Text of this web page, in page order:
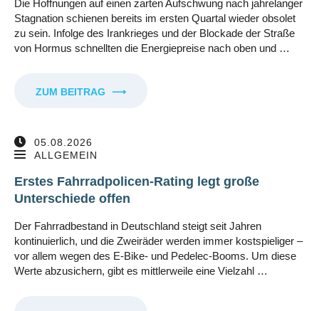
Die Hoffnungen auf einen zarten Aufschwung nach jahrelanger
Stagnation schienen bereits im ersten Quartal wieder obsolet
zu sein. Infolge des Irankrieges und der Blockade der Straße
von Hormus schnellten die Energiepreise nach oben und …
ZUM BEITRAG ⟶
05.08.2026
ALLGEMEIN
Erstes Fahrradpolicen-Rating legt große
Unterschiede offen
Der Fahrradbestand in Deutschland steigt seit Jahren
kontinuierlich, und die Zweiräder werden immer kostspieliger –
vor allem wegen des E-Bike- und Pedelec-Booms. Um diese
Werte abzusichern, gibt es mittlerweile eine Vielzahl …